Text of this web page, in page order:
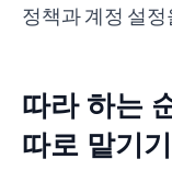
정책과 계정 설
따라 하는
따로 맡기기